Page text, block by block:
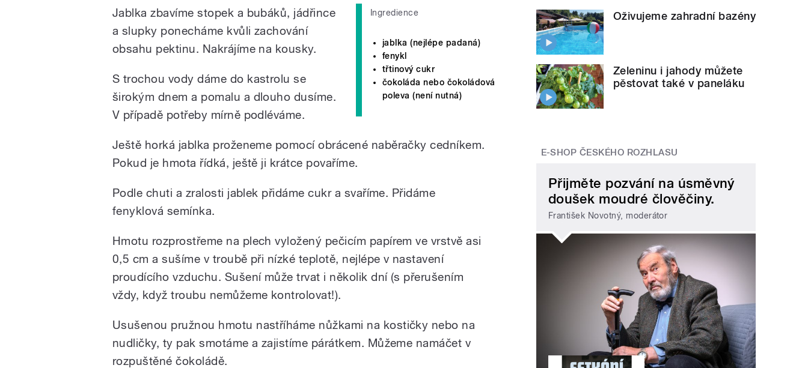
Ingredience
jablka (nejlépe padaná)
fenykl
třtinový cukr
čokoláda nebo čokoládová
poleva (není nutná)
Jablka zbavíme stopek a bubáků, jádřince
a slupky ponecháme kvůli zachování
obsahu pektinu. Nakrájíme na kousky.
S trochou vody dáme do kastrolu se
širokým dnem a pomalu a dlouho dusíme.
V případě potřeby mírně podléváme.
Ještě horká jablka proženeme pomocí obrácené naběračky cedníkem.
Pokud je hmota řídká, ještě ji krátce povaříme.
Podle chuti a zralosti jablek přidáme cukr a svaříme. Přidáme
fenyklová semínka.
Hmotu rozprostřeme na plech vyložený pečicím papírem ve vrstvě asi
0,5 cm a sušíme v troubě při nízké teplotě, nejlépe v nastavení
proudícího vzduchu. Sušení může trvat i několik dní (s přerušením
vždy, když troubu nemůžeme kontrolovat!).
Usušenou pružnou hmotu nastříháme nůžkami na kostičky nebo na
nudličky, ty pak smotáme a zajistíme párátkem. Můžeme namáčet v
rozpuštěné čokoládě.
Oživujeme zahradní bazény
Zeleninu i jahody můžete
pěstovat také v paneláku
E-SHOP ČESKÉHO ROZHLASU
Přijměte pozvání na úsměvný
doušek moudré člověčiny.
František Novotný, moderátor